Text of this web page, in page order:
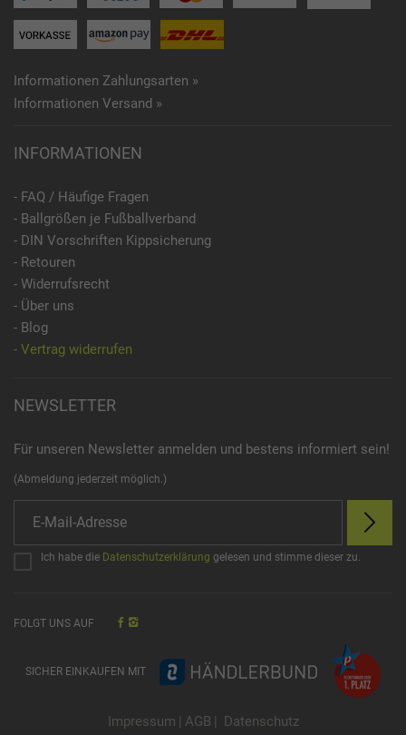
Informationen Zahlungsarten »
Informationen Versand »
INFORMATIONEN
- FAQ / Häufige Fragen
- Ballgrößen je Fußballverband
- DIN Vorschriften Kippsicherung
- Retouren
- Widerrufsrecht
- Über uns
- Blog
- Vertrag widerrufen
NEWSLETTER
Für unseren Newsletter anmelden und bestens informiert sein!
(Abmeldung jederzeit möglich.)
Ich habe die Datenschutzerklärung gelesen und stimme dieser zu.
FOLGT UNS AUF
SICHER EINKAUFEN MIT
Impressum | AGB | Datenschutz